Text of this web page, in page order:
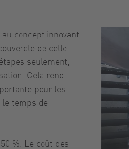
concept innovant.
de celle-
seulement,
Cela rend
pour les
temps de
%. Le coût des